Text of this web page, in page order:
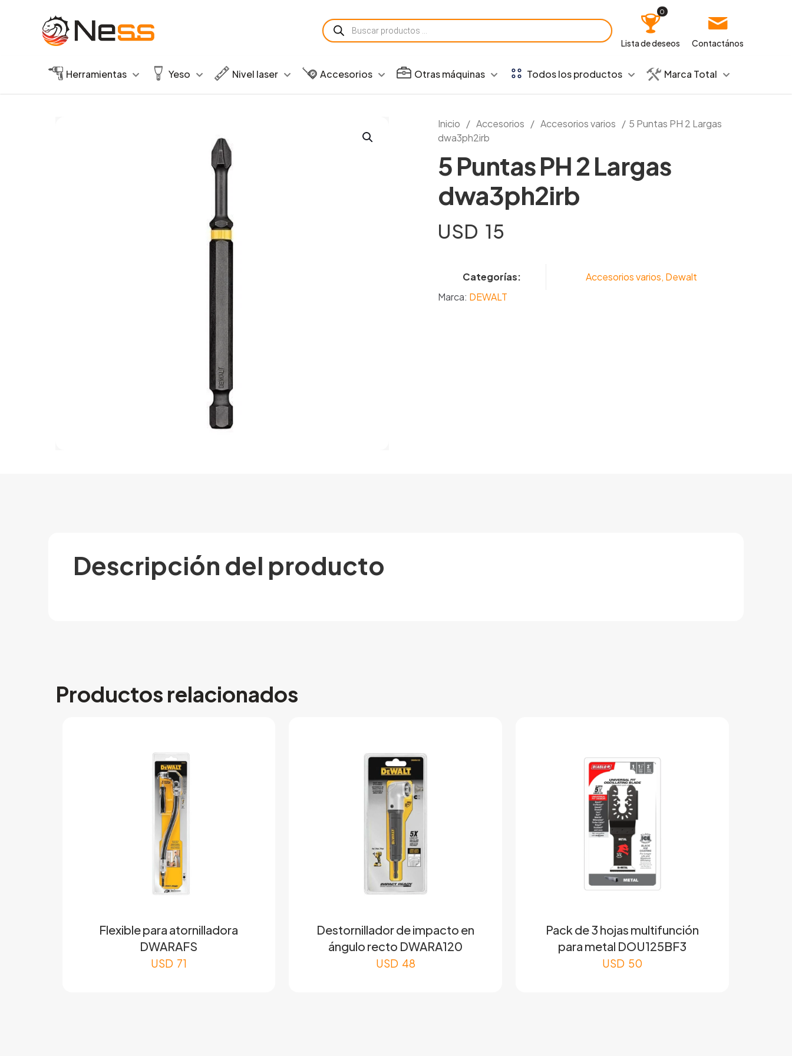
Búsqueda
de
productos
0
Lista de deseos Contactános
Herramientas Yeso Nivel laser Accesorios Otras máquinas Todos los productos Marca Total
Inicio / Accesorios / Accesorios varios / 5 Puntas PH 2 Largas
dwa3ph2irb
5 Puntas PH 2 Largas
dwa3ph2irb
USD 15
Categorías: Accesorios varios, Dewalt
Marca: DEWALT
Descripción del producto
Productos relacionados
Flexible para atornilladora
DWARAFS
USD 71
Destornillador de impacto en
ángulo recto DWARA120
USD 48
Pack de 3 hojas multifunción
para metal DOU125BF3
USD 50